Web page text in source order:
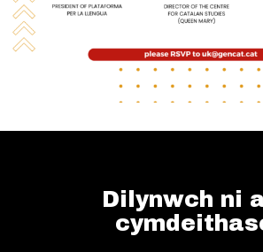
Dilynwch ni